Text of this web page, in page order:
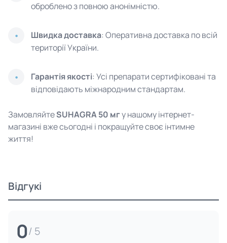
оброблено з повною анонімністю.
Швидка доставка: Оперативна доставка по всій
території України.
Гарантія якості: Усі препарати сертифіковані та
відповідають міжнародним стандартам.
ЗамовляйтеSUHAGRA 50 мгу нашому інтернет-
магазині вже сьогодні і покращуйте своє інтимне
життя!
Відгукі
0/ 5